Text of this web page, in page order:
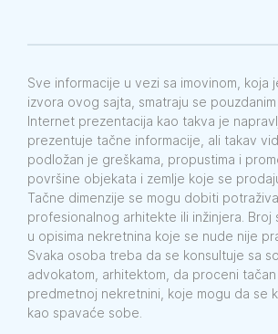
Sve informacije u vezi sa imovinom, koja
izvora ovog sajta, smatraju se pouzdanim
Internet prezentacija kao takva je
prezentuje tačne informacije, ali takav
podložan je greškama, propustima i
površine objekata i zemlje koje se
Tačne dimenzije se mogu dobiti
profesionalnog arhitekte ili inžinjera. Broj
u opisima nekretnina koje se nude nije
Svaka osoba treba da se konsultuje sa
advokatom, arhitektom, da proceni
predmetnoj nekretnini, koje mogu da se
kao spavaće sobe.